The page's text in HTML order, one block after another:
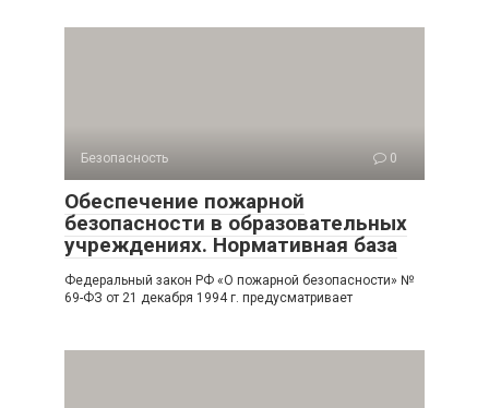
Безопасность 0
Обеспечение пожарной
безопасности в образовательных
учреждениях. Нормативная база
Федеральный закон РФ «О пожарной безопасности» №
69-ФЗ от 21 декабря 1994 г. предусматривает